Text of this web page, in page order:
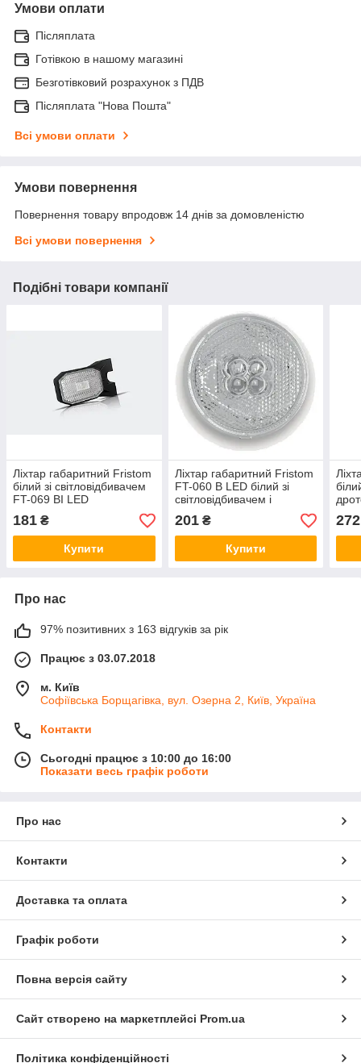
Умови оплати
Післяплата
Готівкою в нашому магазині
Безготівковий розрахунок з ПДВ
Післяплата "Нова Пошта"
Всі умови оплати
Умови повернення
Повернення товару впродовж 14 днів за домовленістю
Всі умови повернення
Подібні товари компанії
Ліхтар габаритний Fristom
білий зі світловідбивачем
FT-069 BI LED
181 ₴
Купити
Ліхтар габаритний Fristom
FT-060 B LED білий зі
світловідбивачем і
проводом
201₴
Купити
272
Про нас
97% позитивних з 163 відгуків за рік
Працює з 03.07.2018
м. Київ
Софіївська Борщагівка, вул. Озерна 2, Київ, Україна
Контакти
Сьогодні працює з 10:00 до 16:00
Показати весь графік роботи
Про нас
Контакти
Доставка та оплата
Графік роботи
Повна версія сайту
Сайт створено на маркетплейсі Prom.ua
Політика конфіденційності